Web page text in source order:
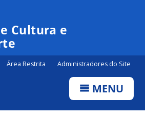
Cultura e
Área Restrita Administradores do Site
MENU